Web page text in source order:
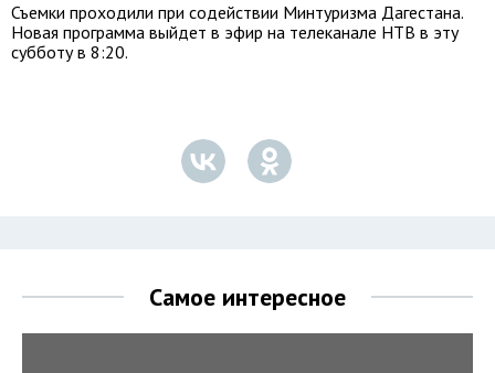
Съемки проходили при содействии Минтуризма Дагестана.
Новая программа выйдет в эфир на телеканале НТВ в эту
субботу в 8:20.
Самое интересное